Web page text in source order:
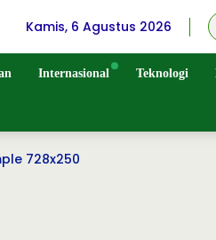
Kamis, 6 Agustus 2026
Internasional Teknologi